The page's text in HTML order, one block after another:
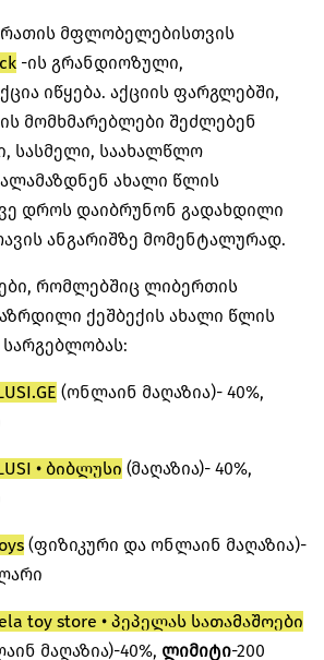
მფლობელებისთვის
-ის გრანდიოზული,
იწყება. აქციის ფარგლებში,
მომხმარებლები შეძლებენ
სასმელი, საახალწლო
ახალი წლის
დროს დაიბრუნონ გადახდილი
ანგარიშზე მომენტალურად.
რომლებშიც ლიბერთის
ქეშბექის ახალი წლის
(ონლაინ მაღაზია)- 40%,
• ბიბლუსი (მაღაზია)- 40%,
(ფიზიკური და ონლაინ მაღაზია)-
toy store • პეპელას სათამაშოები
მაღაზია)-40%, ლიმიტი-200